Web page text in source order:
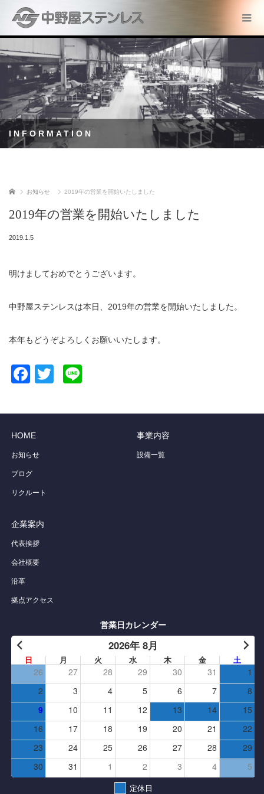
INFORMATION
ホーム お知らせ 2019年の営業を開始いたしました
2019年の営業を開始いたしました
2019.1.5
明けましておめでとうございます。
中野屋ステンレスは本日、2019年の営業を開始いたしました。
本年もどうぞよろしくお願いいたします。
Facebook
Twitter
HOME
お知らせ
ブログ
リクルート
事業内容
設備一覧
企業案内
代表挨拶
会社概要
沿革
拠点アクセス
営業日カレンダー
2026年 8月
日 月 火 水 木 金 土
26 27 28 29 30 31
1
2
3 4 5 6 7
8
9
10 11 12 13 14
15
16
17 18 19 20 21
22
23
24 25 26 27 28
29
30
31 1 2 3 4 5
定休日